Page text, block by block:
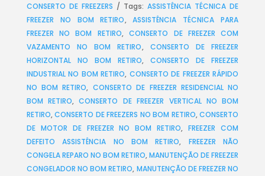
CONSERTO DE FREEZERS
Tags:ASSISTÊNCIA TÉCNICA DE
FREEZER NO BOM RETIRO,ASSISTÊNCIA TÉCNICA PARA
FREEZER NO BOM RETIRO,CONSERTO DE FREEZER COM
VAZAMENTO NO BOM RETIRO, CONSERTO DE FREEZER
HORIZONTAL NO BOM RETIRO,CONSERTO DE FREEZER
INDUSTRIAL NO BOM RETIRO, CONSERTO DE FREEZER RÁPIDO
NO BOM RETIRO, CONSERTO DE FREEZER RESIDENCIAL NO
BOM RETIRO,CONSERTO DE FREEZER VERTICAL NO BOM
RETIRO,CONSERTO DE FREEZERS NO BOM RETIRO,CONSERTO
DE MOTOR DE FREEZER NO BOM RETIRO,FREEZER COM
DEFEITO ASSISTÊNCIA NO BOM RETIRO, FREEZER NÃO
CONGELA REPARO NO BOM RETIRO,MANUTENÇÃO DE FREEZER
CONGELADOR NO BOM RETIRO, MANUTENÇÃO DE FREEZER NO